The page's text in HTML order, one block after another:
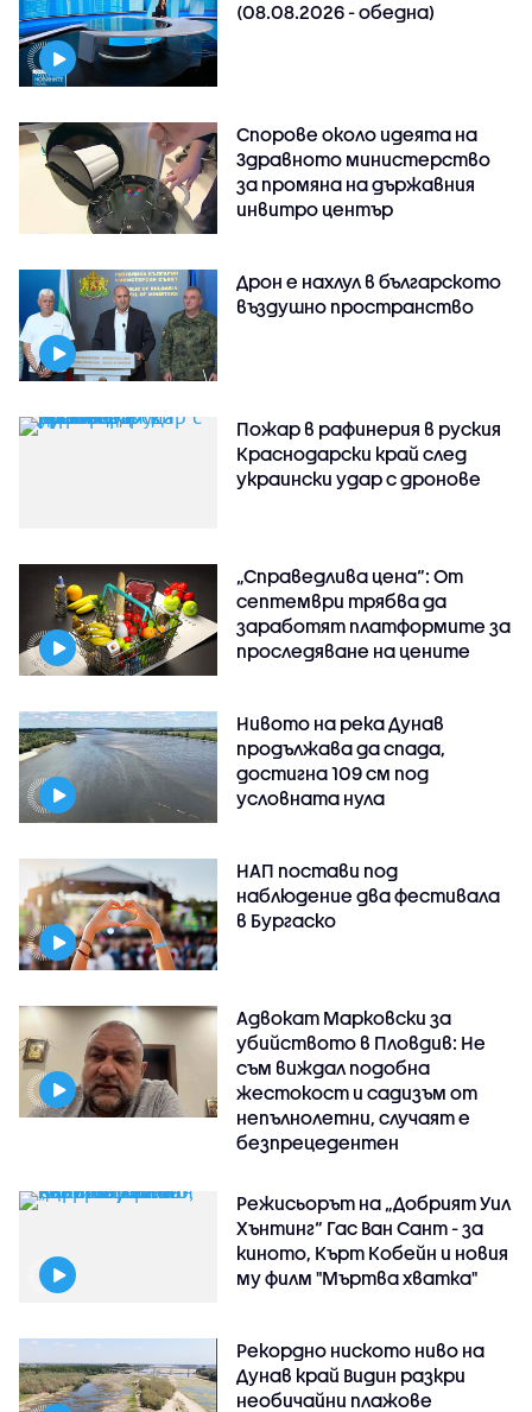
(08.08.2026 - обедна)
Спорове около идеята на
Здравното министерство
за промяна на държавния
инвитро център
Дрон е нахлул в българското
въздушно пространство
Пожар в рафинерия в руския
Краснодарски край след
украински удар с дронове
„Справедлива цена“: От
септември трябва да
заработят платформите за
проследяване на цените
Нивото на река Дунав
продължава да спада,
достигна 109 см под
условната нула
НАП постави под
наблюдение два фестивала
в Бургаско
Адвокат Марковски за
убийството в Пловдив: Не
съм виждал подобна
жестокост и садизъм от
непълнолетни, случаят е
безпрецедентен
Режисьорът на „Добрият Уил
Хънтинг“ Гас Ван Сант - за
киното, Кърт Кобейн и новия
му филм "Мъртва хватка"
Рекордно ниското ниво на
Дунав край Видин разкри
необичайни плажове